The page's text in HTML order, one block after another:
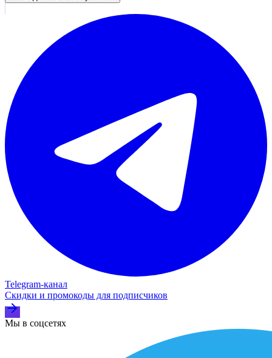
Telegram‑канал
Скидки и промокоды для подписчиков
Мы в соцсетях